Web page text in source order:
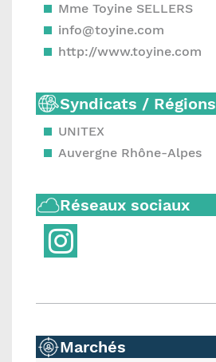
Mme Toyine SELLERS
info@toyine.com
http://www.toyine.com
Syndicats / Régions
UNITEX
Auvergne Rhône-Alpes
Réseaux sociaux
Marchés